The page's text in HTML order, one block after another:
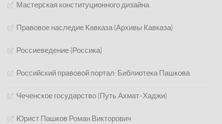
Мастерская конституционного дизайна
Правовое наследие Кавказа (Архивы Кавказа)
Россиеведение (Россика)
Российский правовой портал: Библиотека Пашкова
Чеченское государство (Путь Ахмат-Хаджи)
Юрист Пашков Роман Викторович